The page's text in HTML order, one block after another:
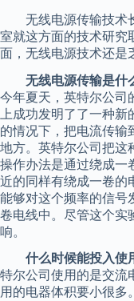
无线电源传输技术长
室就这方面的技术研究
面，无线电源技术还是
无线电源传输是什
今年夏天，英特尔公司
上成功发明了了一种
的情况下，把电流传输
地方。英特尔公司把这
操作办法是通过绕成一
近的同样有绕成一卷的
能够对这个频率的信号
卷电线中。尽管这个实
响。
什么时候能投入使
特尔公司使用的是交流
用的电器体积要小很多